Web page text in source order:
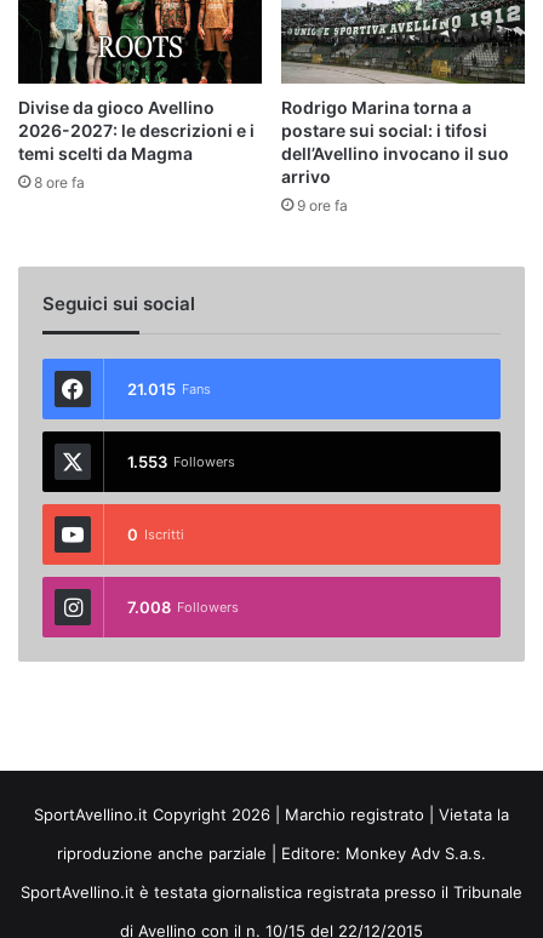
Divise da gioco Avellino
2026-2027: le descrizioni e i
temi scelti da Magma
8 ore fa
Rodrigo Marina torna a
postare sui social: i tifosi
dell’Avellino invocano il suo
arrivo
9 ore fa
Seguici sui social
21.015 Fans
1.553 Followers
0 Iscritti
7.008 Followers
SportAvellino.it Copyright 2026 | Marchio registrato | Vietata la
riproduzione anche parziale | Editore: Monkey Adv S.a.s.
SportAvellino.it è testata giornalistica registrata presso il Tribunale
di Avellino con il n. 10/15 del 22/12/2015